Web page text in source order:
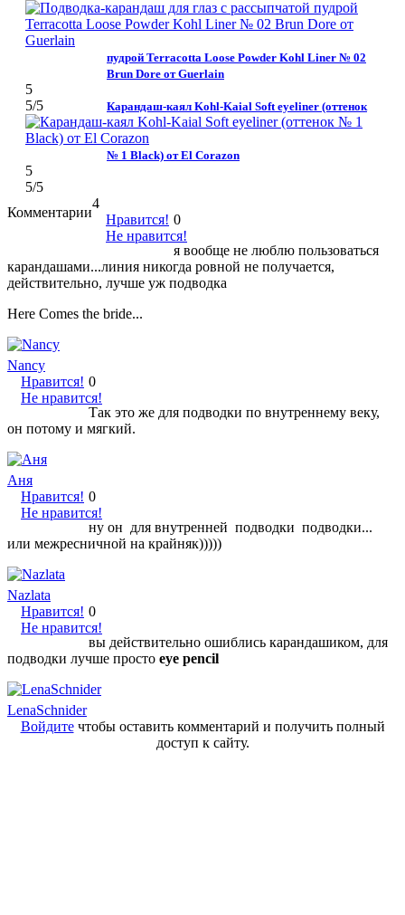
пудрой Terracotta Loose Powder Kohl Liner № 02
Brun Dore от Guerlain
5
5/5 Карандаш-каял Kohl-Kaial Soft eyeliner (оттенок
№ 1 Black) от El Corazon
5
5/5
Комментарии
4
Нравится!
Не нравится!
0
я вообще не люблю пользоваться
карандашами...линия никогда ровной не получается,
действительно, лучше уж подводка
Here Cоmes the bride...
Nancy
Нравится!
Не нравится!
0
Так это же для подводки по внутреннему веку,
он потому и мягкий.
Аня
Нравится!
Не нравится!
0
ну он для внутренней подводки подводки...
или межресничной на крайняк)))))
Nazlata
Нравится!
Не нравится!
0
вы действительно ошиблись карандашиком, для
подводки лучше просто eye pencil
LenaSchnider
Войдитечтобы оставить комментарий и получить полный
доступ к сайту.